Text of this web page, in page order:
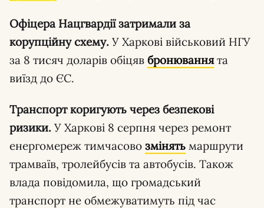
Офіцера Нацгвардії затримали за
корупційну схему. У Харкові військовий НГУ
за 8 тисяч доларів обіцяв бронюваннята
виїзд до ЄС.
Транспорт коригують через безпекові
ризики. У Харкові 8 серпня через ремонт
енергомереж тимчасово змінять маршрути
трамваїв, тролейбусів та автобусів. Також
влада повідомила, що громадський
транспорт не обмежуватимуть під час